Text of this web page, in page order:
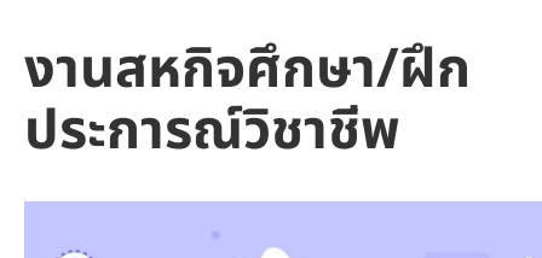
งานสหกิจศึกษา/ฝึก
ประการณ์วิชาชีพ